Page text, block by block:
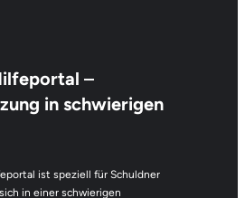
–
in schwierigen
ist speziell für Schuldner
in einer schwierigen